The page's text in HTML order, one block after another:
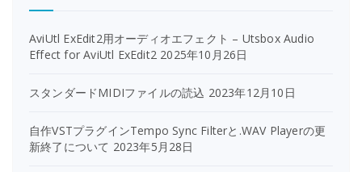
AviUtl ExEdit2用オーディオエフェクト – Utsbox Audio
Effect for AviUtl ExEdit2 2025年10月26日
スタンダードMIDIファイルの読込 2023年12月10日
自作VSTプラグインTempo Sync Filterと.WAV Playerの更
新終了について 2023年5月28日